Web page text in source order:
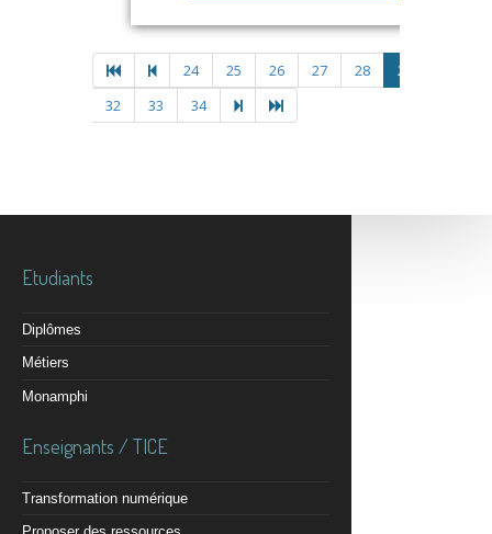
24 25 26 27 28 29
32
33 34
Etudiants
Diplômes
Métiers
Monamphi
Enseignants / TICE
Transformation numérique